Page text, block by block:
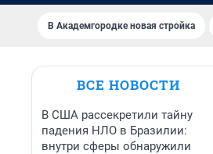
В Академгородке новая стройка
ВСЕ НОВОСТИ
В США рассекретили тайну
падения НЛО в Бразилии:
внутри сферы обнаружили